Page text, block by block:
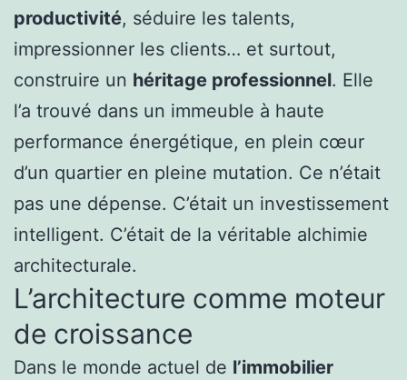
productivité, séduire les talents,
impressionner les clients… et surtout,
construire un héritage professionnel. Elle
l’a trouvé dans un immeuble à haute
performance énergétique, en plein cœur
d’un quartier en pleine mutation. Ce n’était
pas une dépense. C’était un investissement
intelligent. C’était de la véritable alchimie
architecturale.
L’architecture comme moteur
de croissance
Dans le monde actuel de l’immobilier